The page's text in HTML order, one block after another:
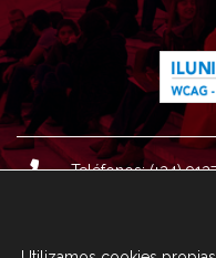
Teléfonos: (+34)